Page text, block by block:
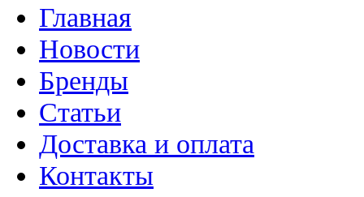
Главная
Новости
Бренды
Статьи
Доставка и оплата
Контакты